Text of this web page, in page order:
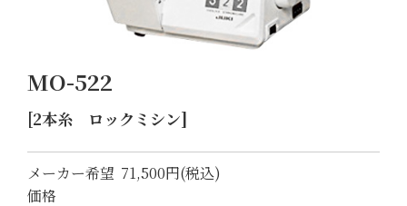
MO-522
[2本糸 ロックミシン]
メーカー希望
価格
71,500円(税込)